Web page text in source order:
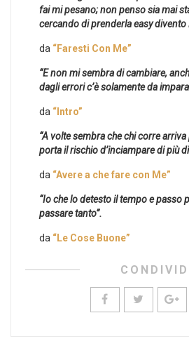
fai mi pesano; non penso sia mai
cercando di prenderla easy divento
da “Faresti Con Me”
“E non mi sembra di cambiare,
dagli errori c’è solamente da
da “Intro”
“A volte sembra che chi corre
porta il rischio d’inciampare di più
da “Avere a che fare con Me”
“Io che lo detesto il tempo e passo
passare tanto”.
da “Le Cose Buone”